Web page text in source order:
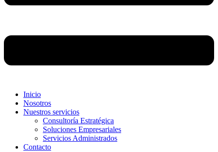
Inicio
Nosotros
Nuestros servicios
Consultoría Estratégica
Soluciones Empresariales
Servicios Administrados
Contacto